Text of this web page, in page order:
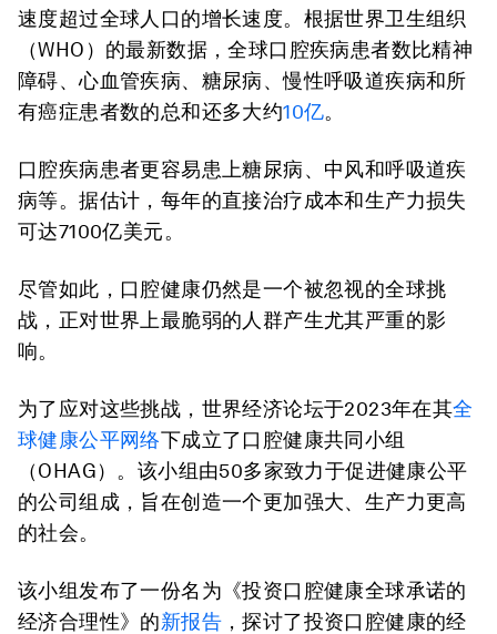
速度超过全球人口的增长速度。根据世界卫生组织
（WHO）的最新数据，全球口腔疾病患者数比精神
障碍、心血管疾病、糖尿病、慢性呼吸道疾病和所
有癌症患者数的总和还多大约10亿。
口腔疾病患者更容易患上糖尿病、中风和呼吸道疾
病等。据估计，每年的直接治疗成本和生产力损失
可达7100亿美元。
尽管如此，口腔健康仍然是一个被忽视的全球挑
战，正对世界上最脆弱的人群产生尤其严重的影
响。
为了应对这些挑战，世界经济论坛于2023年在其全
球健康公平网络下成立了口腔健康共同小组
（OHAG）。该小组由50多家致力于促进健康公平
的公司组成，旨在创造一个更加强大、生产力更高
的社会。
该小组发布了一份名为《投资口腔健康全球承诺的
经济合理性》的新报告 ，探讨了投资口腔健康的经